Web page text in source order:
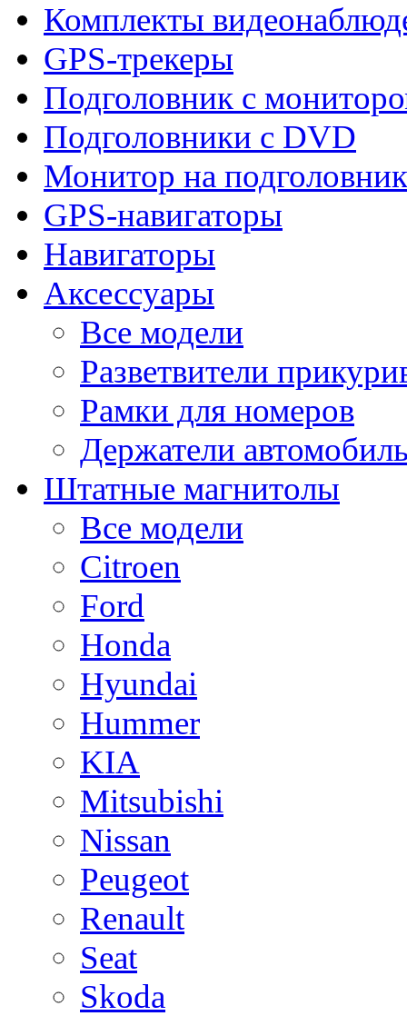
Комплекты
GPS-трекеры
Подголовник с
Подголовники с DVD
Монитор на подголовник
GPS-навигаторы
Навигаторы
Аксессуары
Все модели
Разветвители
Рамки для номеров
Держатели
Штатные магнитолы
Все модели
Citroen
Ford
Honda
Hyundai
Hummer
KIA
Mitsubishi
Nissan
Peugeot
Renault
Seat
Skoda